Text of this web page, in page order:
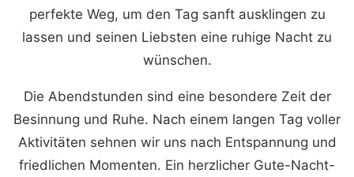
perfekte Weg, um den Tag sanft ausklingen zu
lassen und seinen Liebsten eine ruhige Nacht zu
wünschen.
Die Abendstunden sind eine besondere Zeit der
Besinnung und Ruhe. Nach einem langen Tag voller
Aktivitäten sehnen wir uns nach Entspannung und
friedlichen Momenten. Ein herzlicher Gute-Nacht-